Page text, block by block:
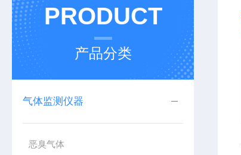
PRODUCT
产品分类
气体监测仪器
恶臭气体